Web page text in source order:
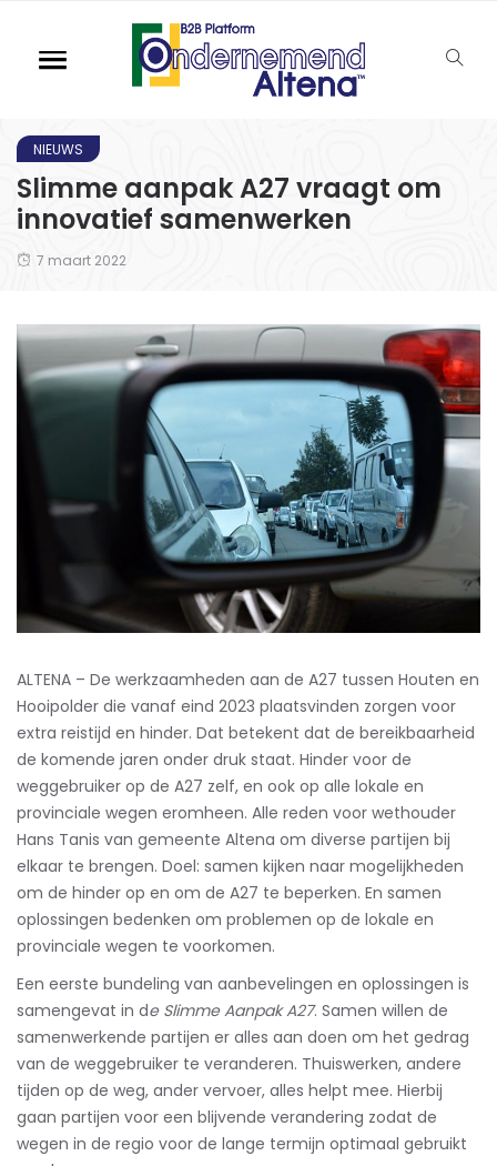
NIEUWS
Slimme aanpak A27 vraagt om
innovatief samenwerken
7 maart 2022
ALTENA – De werkzaamheden aan de A27 tussen Houten en
Hooipolder die vanaf eind 2023 plaatsvinden zorgen voor
extra reistijd en hinder. Dat betekent dat de bereikbaarheid
de komende jaren onder druk staat. Hinder voor de
weggebruiker op de A27 zelf, en ook op alle lokale en
provinciale wegen eromheen. Alle reden voor wethouder
Hans Tanis van gemeente Altena om diverse partijen bij
elkaar te brengen. Doel: samen kijken naar mogelijkheden
om de hinder op en om de A27 te beperken. En samen
oplossingen bedenken om problemen op de lokale en
provinciale wegen te voorkomen.
Een eerste bundeling van aanbevelingen en oplossingen is
samengevat in de Slimme Aanpak A27. Samen willen de
samenwerkende partijen er alles aan doen om het gedrag
van de weggebruiker te veranderen. Thuiswerken, andere
tijden op de weg, ander vervoer, alles helpt mee. Hierbij
gaan partijen voor een blijvende verandering zodat de
wegen in de regio voor de lange termijn optimaal gebruikt